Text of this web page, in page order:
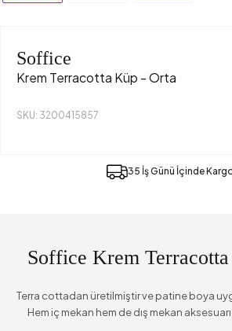
Soffice
Krem Terracotta Küp - Orta
SKU: 3200415857
35 İş Günü İçinde
Soffice Krem
Terra cottadan üretilmiştir ve patine boya
Hem iç mekan hem de dış mekan